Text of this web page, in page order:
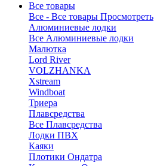
Все товары
Все - Все товары Просмотреть
Алюминиевые лодки
Все Алюминиевые лодки
Малютка
Lord River
VOLZHANKA
Xstream
Windboat
Триера
Плавсредства
Все Плавсредства
Лодки ПВХ
Каяки
Плотики Ондатра